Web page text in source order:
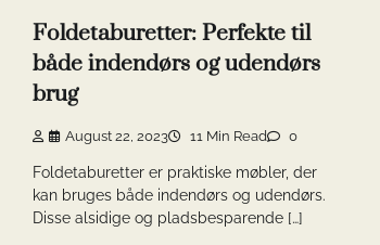
Foldetaburetter: Perfekte til
både indendørs og udendørs
brug
August 22, 2023 11 Min Read 0
Foldetaburetter er praktiske møbler, der
kan bruges både indendørs og udendørs.
Disse alsidige og pladsbesparende […]